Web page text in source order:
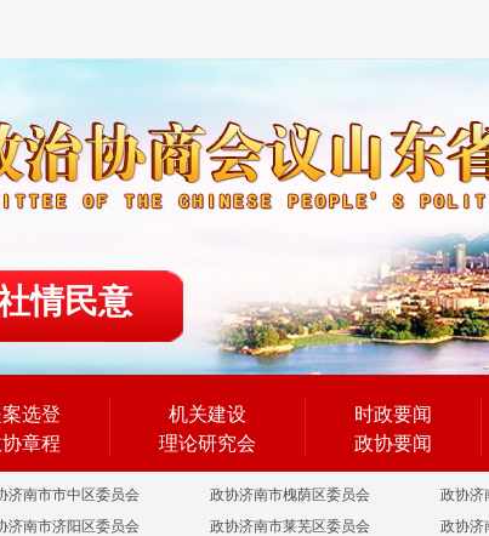
情民意
选登
章程
机关建设
理论研究会
时政要闻
政协要闻
济南市市中区委员会 政协济南市槐荫区委员会 政协济
济南市济阳区委员会 政协济南市莱芜区委员会 政协济